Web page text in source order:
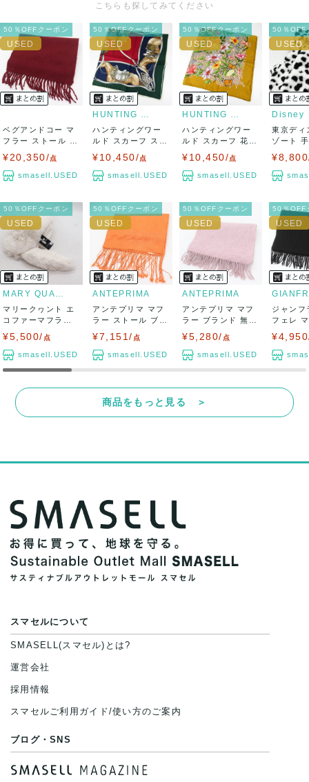
こちらも探してみてください
50％OFFクーポン
ベグアンドコー マ
フラー ストール ブ
¥20,350/点
smasell.USED
50％OFFクーポン
HUNTING WORLD
ハンティングワー
ルド スカーフ スト
¥10,450/点
smasell.USED
50％OFFクーポン
HUNTING WORLD
ハンティングワー
ルド スカーフ 花柄
¥10,450/点
smasell.USED
50％OFF
Disney
東京ディ
ゾート
50％OFFクーポン
MARY QUANT
マリークヮント エ
コファーマフラー
¥5,500/ 点
smasell.USED
50％OFFクーポン
ANTEPRIMA
アンテプリマ マフ
ラー ストール ブラ
¥7,151/ 点
smasell.USED
50％OFFクーポン
ANTEPRIMA
アンテプリマ マフ
ラー ブランド 無地
¥5,280/ 点
smasell.USED
50％OFF
ジャンフ
フェレ
商品をもっと見る ＞
スマセルについて
SMASELL(スマセル)とは?
運営会社
採用情報
スマセルご利用ガイド/使い方のご案内
ブログ・SNS